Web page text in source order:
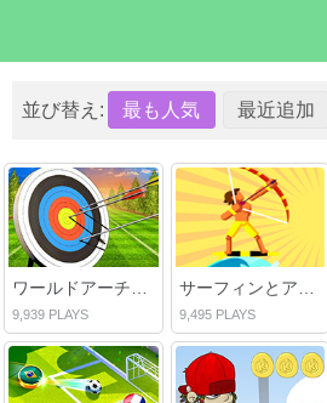
並び替え: 最も人気 最近追加
ワールドアーチェリー選手権
9,939 PLAYS
サーフィンとアーチェリー
9,495 PLAYS